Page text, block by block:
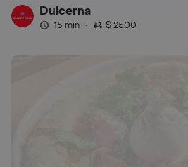
Dulcerna
15 min · $ 2500